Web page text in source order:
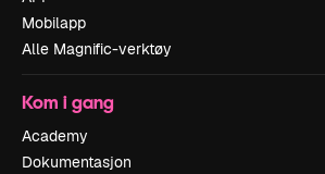
Mobilapp
Alle Magnific-verktøy
Kom i gang
Academy
Dokumentasjon